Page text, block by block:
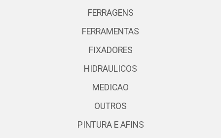
FERRAGENS
FERRAMENTAS
FIXADORES
HIDRAULICOS
MEDICAO
OUTROS
PINTURA E AFINS